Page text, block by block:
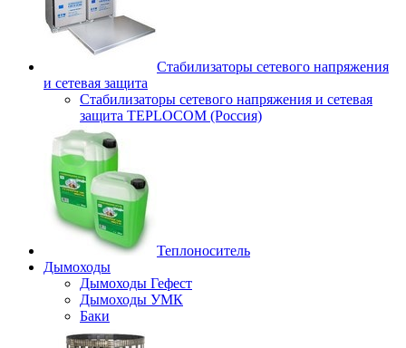
Стабилизаторы сетевого напряжения
и сетевая защита
Стабилизаторы сетевого напряжения и сетевая
защита TEPLOCOM (Россия)
Теплоноситель
Дымоходы
Дымоходы Гефест
Дымоходы УМК
Баки